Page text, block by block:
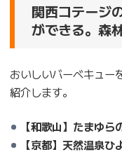
関西コテージ
ができる。森
おいしいバーベキュー
紹介します。
【和歌山】たまゆら
【京都】天然温泉